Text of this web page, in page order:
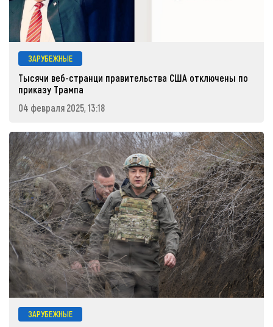
ЗАРУБЕЖНЫЕ
Тысячи веб-странци правительства США отключены по
приказу Трампа
04 февраля 2025, 13:18
ЗАРУБЕЖНЫЕ